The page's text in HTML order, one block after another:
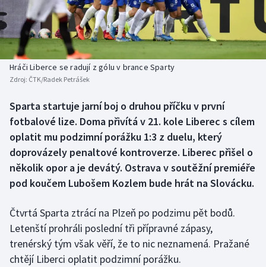
Basketbal
Biatlon
Boby a skeleton
Box
Curling
Dostihy
Florbal
Futsal
Golf
Historické návraty
Aplikace ČT sport
AZ kvíz
Hráči Liberce se radují z gólu v brance Sparty
Zdroj: ČTK/Radek Petrášek
Sparta startuje jarní boj o druhou příčku v první
fotbalové lize. Doma přivítá v 21. kole Liberec s cílem
oplatit mu podzimní porážku 1:3 z duelu, který
doprovázely penaltové kontroverze. Liberec přišel o
několik opor a je devátý. Ostrava v soutěžní premiéře
pod koučem Lubošem Kozlem bude hrát na Slovácku.
Čtvrtá Sparta ztrácí na Plzeň po podzimu pět bodů.
Letenští prohráli poslední tři přípravné zápasy,
trenérský tým však věří, že to nic neznamená. Pražané
chtějí Liberci oplatit podzimní porážku.